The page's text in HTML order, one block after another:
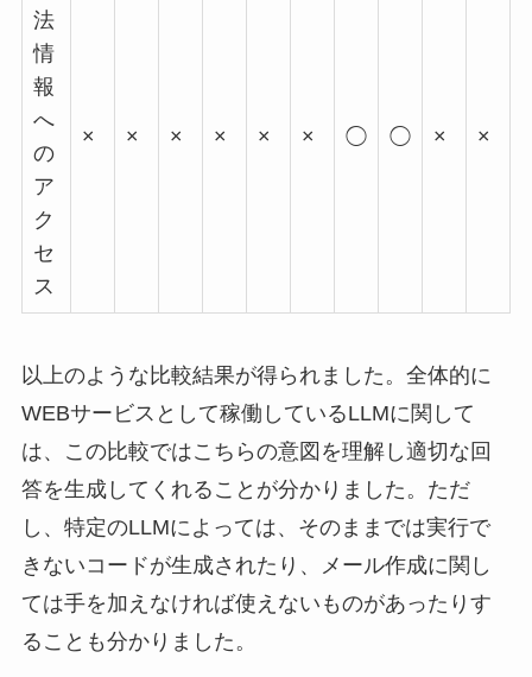
法
情
報
へ
の
ア
ク
セ
ス
× × × × × × ◯ ◯ × ×
以上のような比較結果が得られました。全体的に
WEBサービスとして稼働しているLLMに関して
は、この比較ではこちらの意図を理解し適切な回
答を生成してくれることが分かりました。ただ
し、特定のLLMによっては、そのままでは実行で
きないコードが生成されたり、メール作成に関し
ては手を加えなければ使えないものがあったりす
ることも分かりました。